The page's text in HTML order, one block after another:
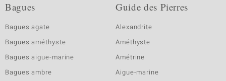
Bagues
Bagues agate
Bagues améthyste
Bagues aigue-marine
Bagues ambre
Guide des Pierres
Alexandrite
Améthyste
Amétrine
Aigue-marine